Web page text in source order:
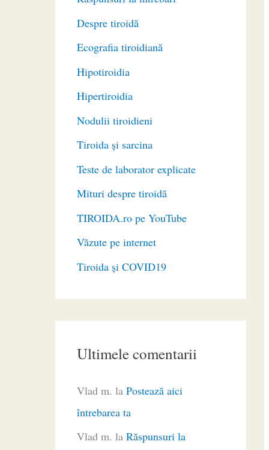
Despre tiroidă
Ecografia tiroidiană
Hipotiroidia
Hipertiroidia
Nodulii tiroidieni
Tiroida și sarcina
Teste de laborator explicate
Mituri despre tiroidă
TIROIDA.ro pe YouTube
Văzute pe internet
Tiroida și COVID19
Ultimele comentarii
Vlad m. la Postează aici
întrebarea ta
Vlad m. la Răspunsuri la